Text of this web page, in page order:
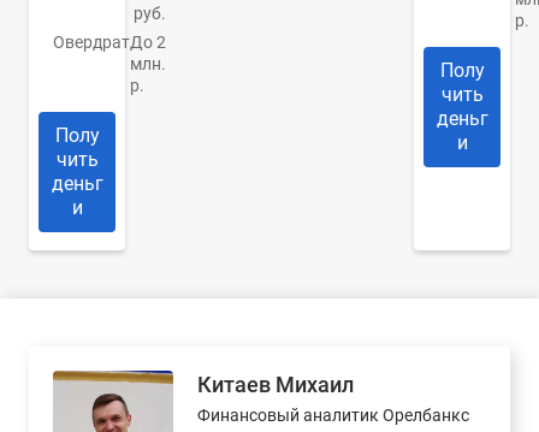
руб.
ОвердратДо 2
млн.
р.
Полу
чить
деньг
и
р.
Полу
чить
деньг
и
Китаев Михаил
Финансовый аналитик Орелбанкс